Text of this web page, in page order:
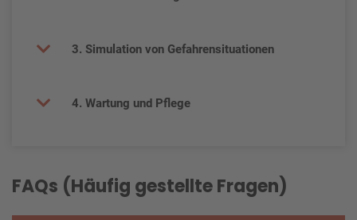
3. Simulation von Gefahrensituationen
4. Wartung und Pflege
FAQs (Häufig gestellte Fragen)